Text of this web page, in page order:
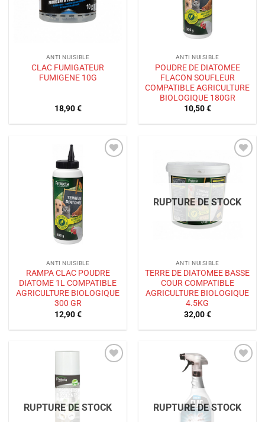
ANTI NUISIBLE
CLAC FUMIGATEUR
FUMIGENE 10G
18,90€
ANTI NUISIBLE
POUDRE DE DIATOMEE
FLACON SOUFLEUR
COMPATIBLE AGRICULTURE
BIOLOGIQUE 180GR
10,50€
ANTI NUISIBLE
RAMPA CLAC POUDRE
DIATOME 1L COMPATIBLE
AGRICULTURE BIOLOGIQUE
300 GR
12,90€
Ajouter
à la liste
RUPTURE DE STOCK
ANTI NUISIBLE
TERRE DE DIATOMEE BASSE
COUR COMPATIBLE
AGRICULTURE BIOLOGIQUE
4.5KG
32,00€
RUPTURE DE STOCK RUPTURE DE STOCK